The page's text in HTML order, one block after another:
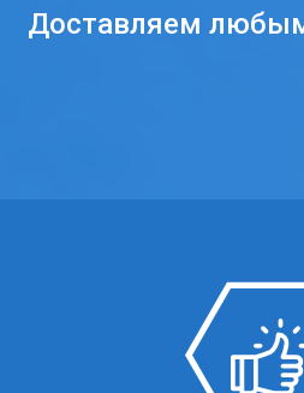
Доставляем